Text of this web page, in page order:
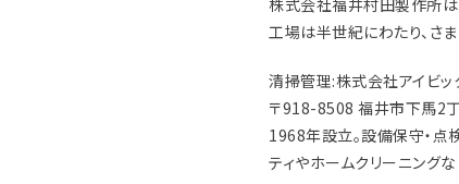
工場は半世紀にわたり、さ
清掃管理:株式会社アイビッ
〒918-8508 福井市下馬2
1968年設立。設備保守・点
ティやホームクリーニング